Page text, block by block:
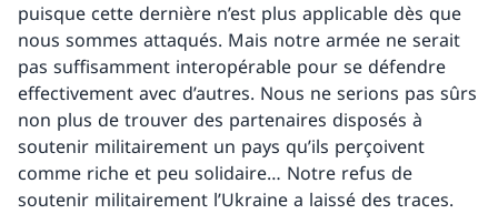
puisque cette dernière n’est plus applicable dès que
nous sommes attaqués. Mais notre armée ne serait
pas suffisamment interopérable pour se défendre
effectivement avec d’autres. Nous ne serions pas sûrs
non plus de trouver des partenaires disposés à
soutenir militairement un pays qu’ils perçoivent
comme riche et peu solidaire… Notre refus de
soutenir militairement l’Ukraine a laissé des traces.